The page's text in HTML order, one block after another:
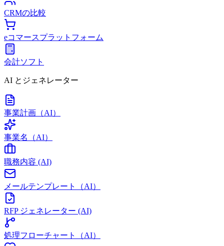
CRMの比較
eコマースプラットフォーム
会計ソフト
AI とジェネレーター
事業計画（AI）
事業名（AI）
職務内容 (AI)
メールテンプレート（AI）
RFP ジェネレーター (AI)
処理フローチャート（AI）